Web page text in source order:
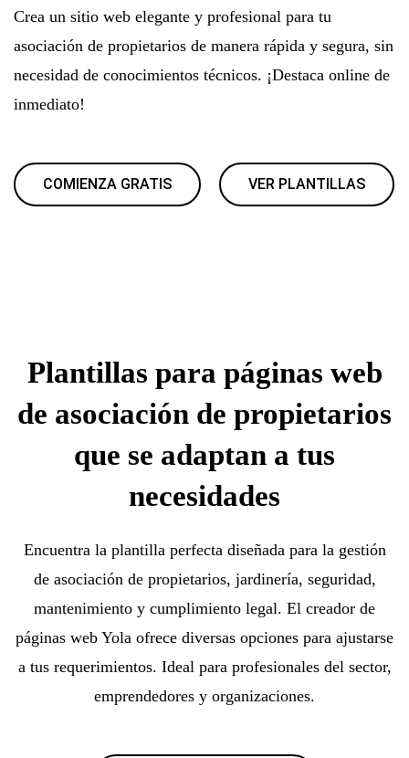
Crea un sitio web elegante y profesional para tu
asociación de propietarios de manera rápida y segura, sin
necesidad de conocimientos técnicos. ¡Destaca online de
inmediato!
COMIENZA GRATIS VER PLANTILLAS
Plantillas para páginas web
de asociación de propietarios
que se adaptan a tus
necesidades
Encuentra la plantilla perfecta diseñada para la gestión
de asociación de propietarios, jardinería, seguridad,
mantenimiento y cumplimiento legal. El creador de
páginas web Yola ofrece diversas opciones para ajustarse
a tus requerimientos. Ideal para profesionales del sector,
emprendedores y organizaciones.